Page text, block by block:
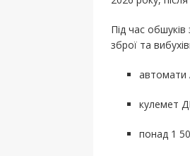
Під час
зброї та
кулемет
понад 1